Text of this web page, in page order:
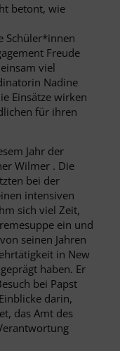
betont, wie
Schüler*innen
Freude
viel
Nadine
Einsätze wirken
für ihren
Jahr der
Wilmer . Die
bei der
intensiven
sich viel Zeit,
ein und
seinen Jahren
in New
haben. Er
bei Papst
darin,
das Amt des